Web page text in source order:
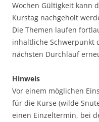
Wochen Gültigkeit kann
Kurstag nachgeholt
Die Themen laufen
inhaltliche Schwerpunkt
nächsten Durchlauf
Hinweis
Vor einem möglichen
für die Kurse (wilde
einen Einzeltermin, bei